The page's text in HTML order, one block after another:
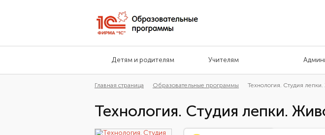
Детям и родителям Учителям
Главная страница Образовательные программы Технология. Студия
Технология. Студия лепки.